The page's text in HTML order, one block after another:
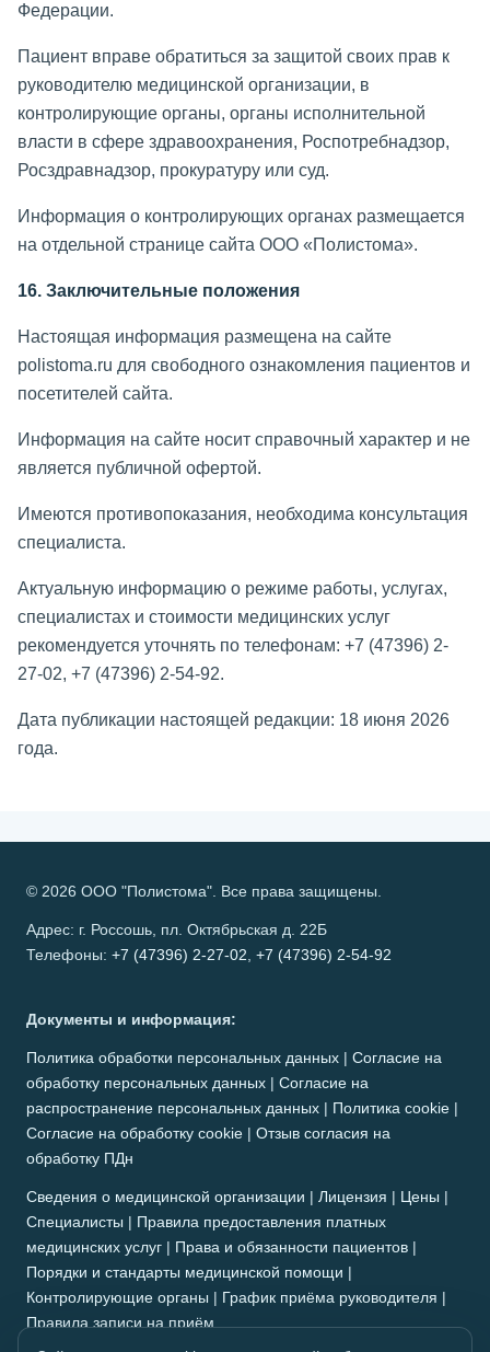
Федерации.
Пациент вправе обратиться за защитой своих прав к
руководителю медицинской организации, в
контролирующие органы, органы исполнительной
власти в сфере здравоохранения, Роспотребнадзор,
Росздравнадзор, прокуратуру или суд.
Информация о контролирующих органах размещается
на отдельной странице сайта ООО «Полистома».
16. Заключительные положения
Настоящая информация размещена на сайте
polistoma.ru для свободного ознакомления пациентов и
посетителей сайта.
Информация на сайте носит справочный характер и не
является публичной офертой.
Имеются противопоказания, необходима консультация
специалиста.
Актуальную информацию о режиме работы, услугах,
специалистах и стоимости медицинских услуг
рекомендуется уточнять по телефонам: +7 (47396) 2-
27-02, +7 (47396) 2-54-92.
Дата публикации настоящей редакции: 18 июня 2026
года.
© 2026 ООО "Полистома". Все права защищены.
Адрес: г. Россошь, пл. Октябрьская д. 22Б
Телефоны: +7 (47396) 2-27-02 +7 (47396) 2-54-92
Документы и информация:
Политика обработки персональных данных | Согласие на
обработку персональных данных | Согласие на
распространение персональных данных | Политика cookie |
Согласие на обработку cookie | Отзыв согласия на
обработку ПДн
Сведения о медицинской организации | Лицензия | Цены |
Специалисты | Правила предоставления платных
медицинских услуг | Права и обязанности пациентов |
Порядки и стандарты медицинской помощи |
Контролирующие органы | График приёма руководителя |
Правила записи на приём